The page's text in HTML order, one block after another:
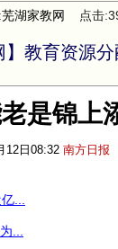
芜湖家教网 点击
】教育资源
是锦上
12日08:32 南方日报
...
...